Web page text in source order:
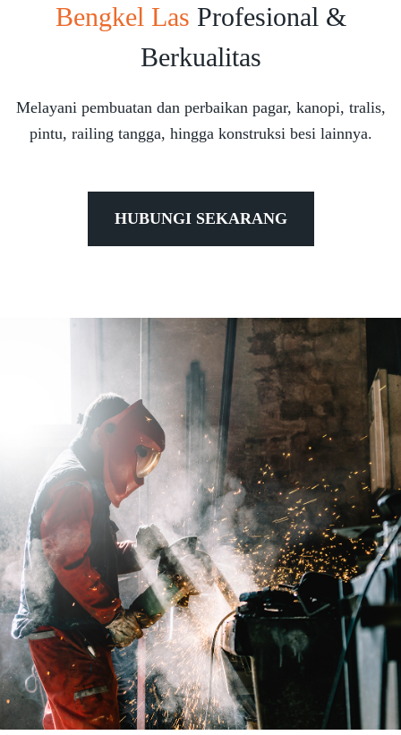
Bengkel Las Profesional &
Berkualitas
Melayani pembuatan dan perbaikan pagar, kanopi, tralis,
pintu, railing tangga, hingga konstruksi besi lainnya.
HUBUNGI SEKARANG